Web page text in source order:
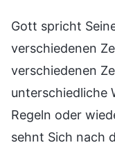
Gott spricht
verschiedenen
verschiedenen
unterschiedliche
Regeln oder
sehnt Sich nach